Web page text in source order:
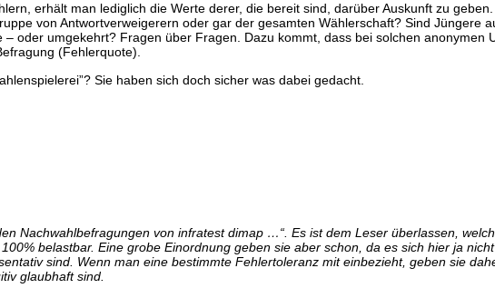
erhält man lediglich die Werte derer, die bereit sind, darüber Auskunft zu
von Antwortverweigerern oder gar der gesamten Wählerschaft? Sind Jüngere
oder umgekehrt? Fragen über Fragen. Dazu kommt, dass bei solchen anonymen
(Fehlerquote).
Sie haben sich doch sicher was dabei gedacht.
Nachwahlbefragungen von infratest dimap …“. Es ist dem Leser überlassen,
belastbar. Eine grobe Einordnung geben sie aber schon, da es sich hier ja
sind. Wenn man eine bestimmte Fehlertoleranz mit einbezieht, geben sie
glaubhaft sind.